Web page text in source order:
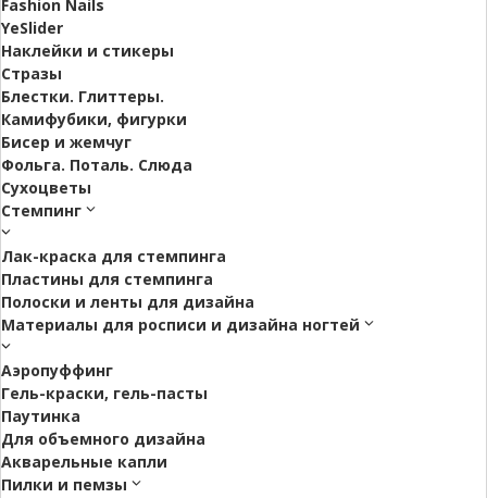
Fashion Nails
YeSlider
Наклейки и стикеры
Стразы
Блестки. Глиттеры.
Камифубики, фигурки
Бисер и жемчуг
Фольга. Поталь. Слюда
Сухоцветы
Стемпинг
Лак-краска для стемпинга
Пластины для стемпинга
Полоски и ленты для дизайна
Материалы для росписи и дизайна ногтей
Аэропуффинг
Гель-краски, гель-пасты
Паутинка
Для объемного дизайна
Акварельные капли
Пилки и пемзы